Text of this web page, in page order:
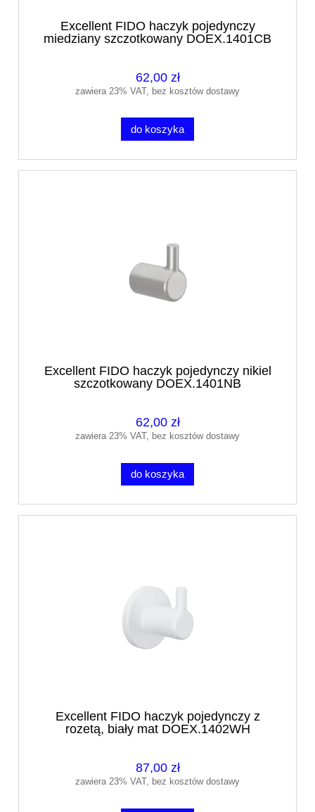
Excellent FIDO haczyk pojedynczy
miedziany szczotkowany DOEX.1401CB
62,00 zł
zawiera 23% VAT, bez kosztów dostawy
do koszyka
Excellent FIDO haczyk pojedynczy nikiel
szczotkowany DOEX.1401NB
62,00 zł
zawiera 23% VAT, bez kosztów dostawy
do koszyka
Excellent FIDO haczyk pojedynczy z
rozetą, biały mat DOEX.1402WH
87,00 zł
zawiera 23% VAT, bez kosztów dostawy